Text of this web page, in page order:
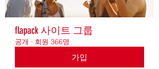
flapack 사이트 그룹
공개 · 회원 366명
가입